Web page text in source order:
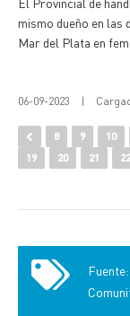
mismo dueño en
Mar del Plata en
06-09-2023 |
8 9 10
19
20 21 22